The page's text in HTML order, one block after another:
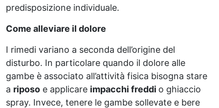
predisposizione individuale.
Come alleviare il dolore
I rimedi variano a seconda dell’origine del
disturbo. In particolare quando il dolore alle
gambe è associato all’attività fisica bisogna stare
a riposo e applicare impacchi freddi o ghiaccio
spray. Invece, tenere le gambe sollevate e bere